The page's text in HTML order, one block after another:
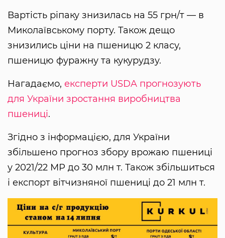
Вартість ріпаку знизилась на 55 грн/т — в
Миколаївському порту. Також дещо
знизились ціни на пшеницю 2 класу,
пшеницю фуражну та кукурудзу.
Нагадаємо, експерти USDA прогнозують
для України зростання виробництва
пшениці.
Згідно з інформацією, для України
збільшено прогноз збору врожаю пшениці
у 2021/22 МР до 30 млн т. Також збільшиться
і експорт вітчизняної пшениці до 21 млн т.